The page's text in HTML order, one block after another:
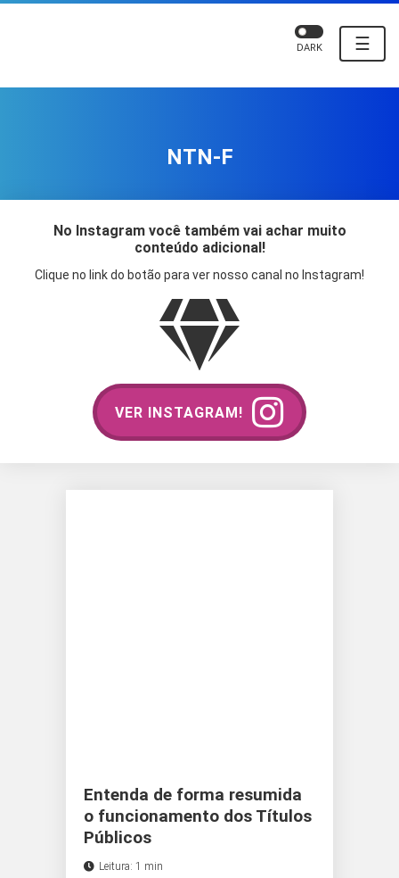
☰
DARK
NTN-F
No Instagram você também vai achar muito
conteúdo adicional!
Clique no link do botão para ver nosso canal no Instagram!
VER INSTAGRAM!
Entenda de forma resumida
o funcionamento dos Títulos
Públicos
Leitura: 1 min